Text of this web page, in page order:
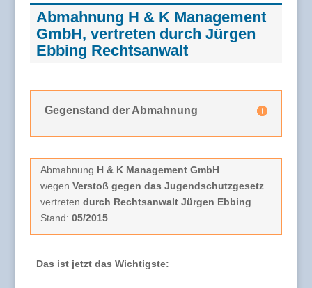
Abmahnung H & K Management
GmbH, vertreten durch Jürgen
Ebbing Rechtsanwalt
Gegenstand der Abmahnung
Abmahnung H & K Management GmbH
wegen Verstoß gegen das Jugendschutzgesetz
vertreten durch Rechtsanwalt Jürgen Ebbing
Stand: 05/2015
Das ist jetzt das Wichtigste: